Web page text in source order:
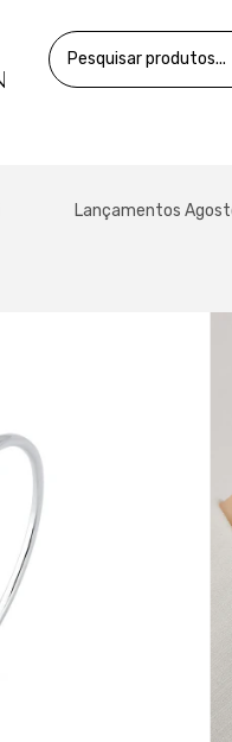
Lançamentos